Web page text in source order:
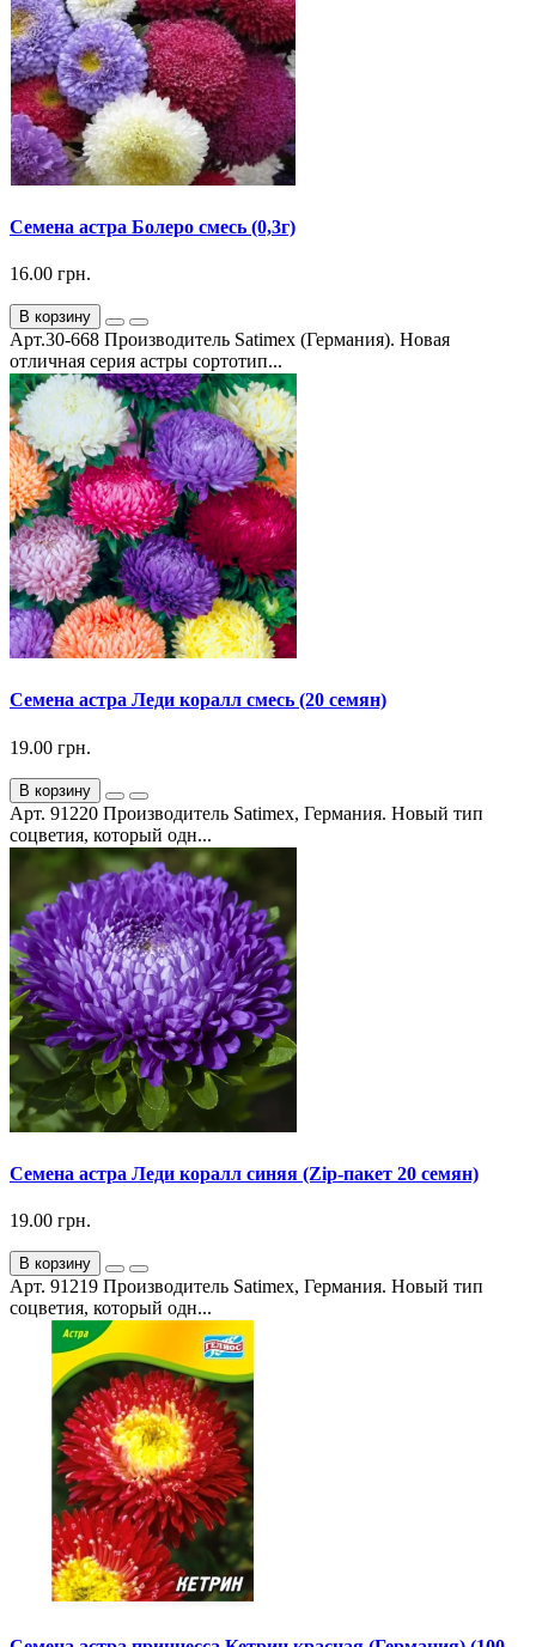
Семена астра Болеро смесь (0,3г)
16.00 грн.
В корзину
Арт.30-668 Производитель Satimex (Германия). Новая
отличная серия астры сортотип...
Семена астра Леди коралл смесь (20 семян)
19.00 грн.
В корзину
Арт. 91220 Производитель Satimex, Германия. Новый тип
соцветия, который одн...
Семена астра Леди коралл синяя (Zip-пакет 20 семян)
19.00 грн.
В корзину
Арт. 91219 Производитель Satimex, Германия. Новый тип
соцветия, который одн...